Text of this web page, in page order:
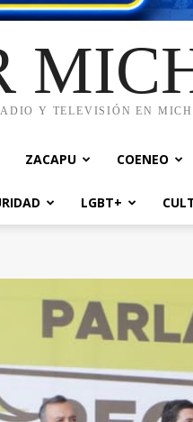
Y TELEVISIÓN EN
ZACAPU COENEO
LGBT+